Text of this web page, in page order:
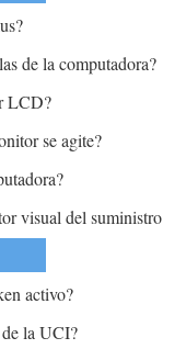
de la computadora?
LCD?
se agite?
visual del suministro
la pieza facial AV
activo?
la UCI?